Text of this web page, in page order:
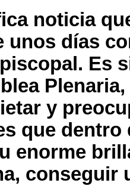
noticia
unos días
Es
y
que dentro
enorme
conseguir